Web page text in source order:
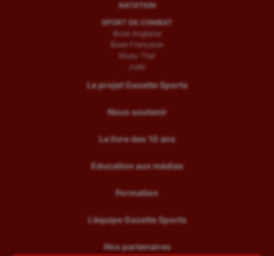
NATATION
SPORT DE COMBAT
Boxe Anglaise
Boxe Française
Muay Thaï
Judo
Le projet Gazette Sports
Nous soutenir
Le livre des 10 ans
Education aux médias
Formation
L’équipe Gazette Sports
Nos partenaires